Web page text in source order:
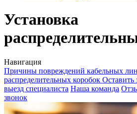
Установка
Навигация
Причины повреждений кабельных
распределительных коробок Оставить
выезд специалиста Наша команда
звонок